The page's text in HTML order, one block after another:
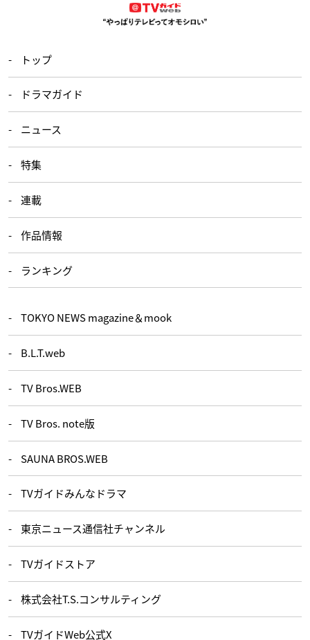
トップ
ドラマガイド
ニュース
特集
連載
作品情報
ランキング
TOKYO NEWS magazine＆mook
B.L.T.web
TV Bros.WEB
TV Bros. note版
SAUNA BROS.WEB
TVガイドみんなドラマ
東京ニュース通信社チャンネル
TVガイドストア
株式会社T.S.コンサルティング
TVガイドWeb公式X